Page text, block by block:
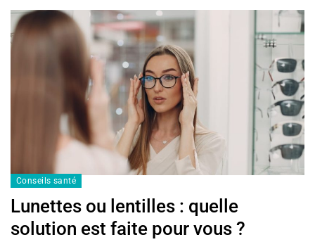
Conseils santé
Lunettes ou lentilles : quelle
solution est faite pour vous ?